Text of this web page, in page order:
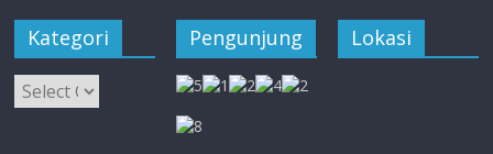
Kategori
Kategori
Pengunjung Lokasi